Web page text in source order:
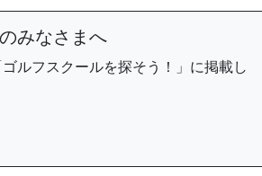
みなさまへ
ルフスクールを探そう！」に掲載し